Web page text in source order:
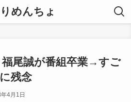
めんちょ
尾誠が番組卒業→すご
残念
4月1日